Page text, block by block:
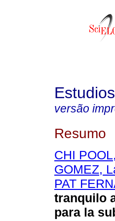
versão
Resumo
CHI
GOMEZ,
PAT
tranquilo
para la